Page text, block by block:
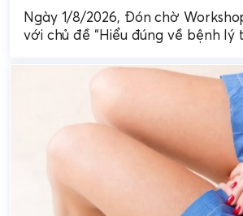
chuyên sâu về bệnh lý tiêu
sĩ nhà thuốc
Ngày 1/8/2026, Đón chờ
với chủ đề “Hiểu đúng về bệnh lý